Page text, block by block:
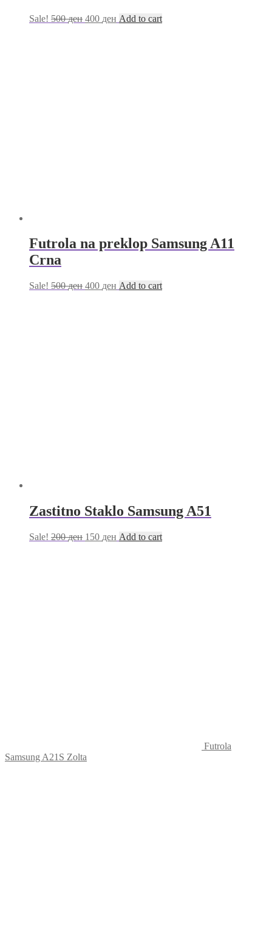
Sale! 500ден 400 ден Add to cart
Futrola na preklop Samsung A11
Crna
Sale! 500ден 400 ден Add to cart
Zastitno Staklo Samsung A51
Sale! 200ден 150 ден Add to cart
Futrola
Samsung A21S Zolta